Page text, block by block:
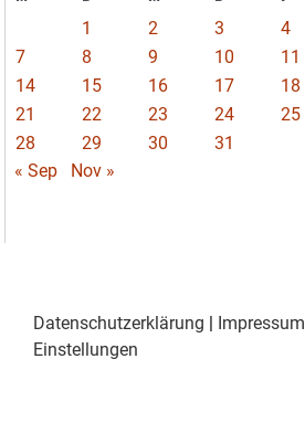
1 2 3 4
7
8 9 10 11
14
15 16 17 18
21
22 23 24 25
28
29 30
31
« Sep
Nov »
Datenschutzerklärung | Impressum
Einstellungen